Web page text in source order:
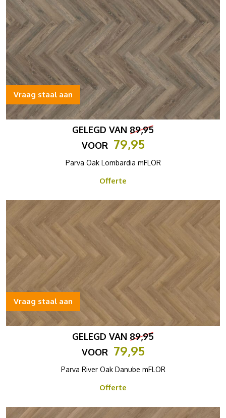
GELEGD VAN 89,95
VOOR 79,95
Parva Oak Lombardia mFLOR
Offerte
Vraag staal aan
GELEGD VAN 89,95
VOOR 79,95
Parva River Oak Danube mFLOR
Offerte
Vraag staal aan